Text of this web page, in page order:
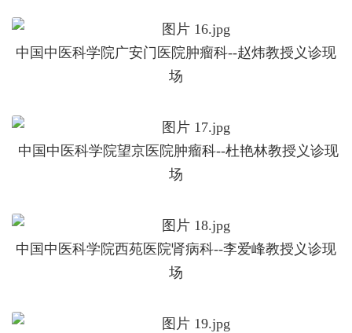
中国中医科学院广安门医院肿瘤科--赵炜教授义诊现
场
中国中医科学院望京医院肿瘤科--杜艳林教授义诊现
场
中国中医科学院西苑医院肾病科--李爱峰教授义诊现
场